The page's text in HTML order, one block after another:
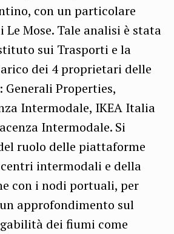
con un particolare
Le Mose. Tale analisi è stata
sui Trasporti e la
dei 4 proprietari delle
Generali Properties,
Intermodale, IKEA Italia
Intermodale. Si
ruolo delle piattaforme
intermodali e della
con i nodi portuali, per
approfondimento sul
dei fiumi come